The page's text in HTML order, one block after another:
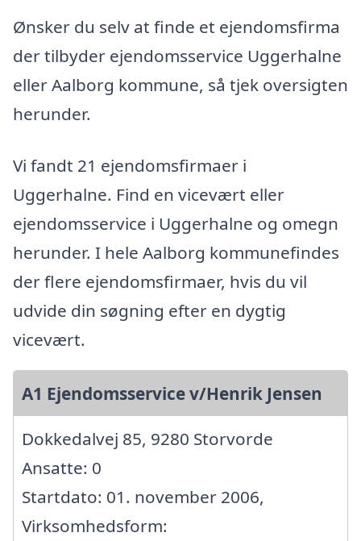
Ønsker du selv at finde et ejendomsfirma
der tilbyder ejendomsservice Uggerhalne
eller Aalborg kommune, så tjek oversigten
herunder.
Vi fandt 21 ejendomsfirmaer i
Uggerhalne. Find en vicevært eller
ejendomsservice i Uggerhalne og omegn
herunder. I hele Aalborg kommunefindes
der flere ejendomsfirmaer, hvis du vil
udvide din søgning efter en dygtig
vicevært.
A1 Ejendomsservice v/Henrik Jensen
Dokkedalvej 85, 9280 Storvorde
Ansatte: 0
Startdato: 01. november 2006,
Virksomhedsform: